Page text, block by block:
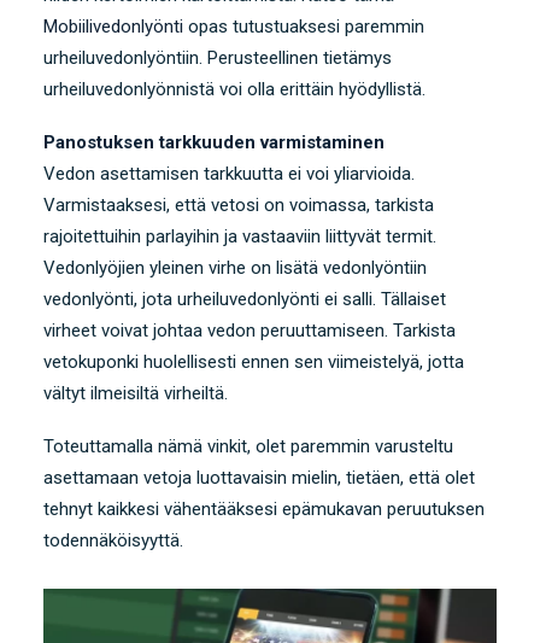
Mobiilivedonlyönti opas tutustuaksesi paremmin
urheiluvedonlyöntiin. Perusteellinen tietämys
urheiluvedonlyönnistä voi olla erittäin hyödyllistä.
Panostuksen tarkkuuden varmistaminen
Vedon asettamisen tarkkuutta ei voi yliarvioida.
Varmistaaksesi, että vetosi on voimassa, tarkista
rajoitettuihin parlayihin ja vastaaviin liittyvät termit.
Vedonlyöjien yleinen virhe on lisätä vedonlyöntiin
vedonlyönti, jota urheiluvedonlyönti ei salli. Tällaiset
virheet voivat johtaa vedon peruuttamiseen. Tarkista
vetokuponki huolellisesti ennen sen viimeistelyä, jotta
vältyt ilmeisiltä virheiltä.
Toteuttamalla nämä vinkit, olet paremmin varusteltu
asettamaan vetoja luottavaisin mielin, tietäen, että olet
tehnyt kaikkesi vähentääksesi epämukavan peruutuksen
todennäköisyyttä.